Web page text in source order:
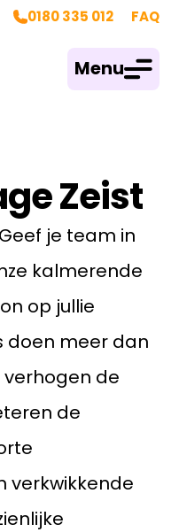
0180 335 012 FAQ
Menu
Zeist
je team in
kalmerende
op jullie
doen meer dan
de
de
verkwikkende